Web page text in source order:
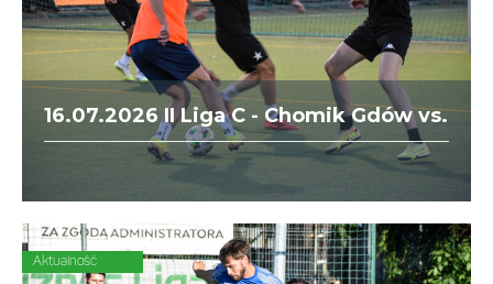
16.07.2026 II Liga C - Chomik Gdów vs.
Socios Wisła Kraków
Aktualność